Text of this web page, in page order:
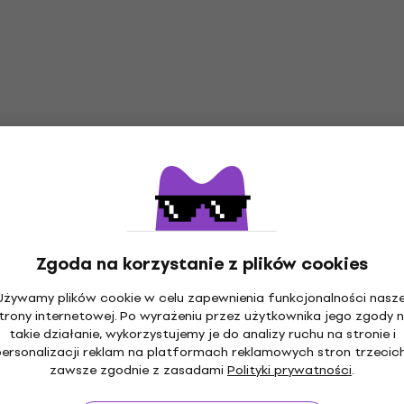
Zgoda na korzystanie z plików cookies
plików cookie w celu zapewnienia funkcjonalności
internetowej. Po wyrażeniu przez użytkownika jego zgody
takie działanie, wykorzystujemy je do analizy ruchu na stronie i
reklam na platformach reklamowych stron
zawsze zgodnie z zasadami Polityki prywatności.